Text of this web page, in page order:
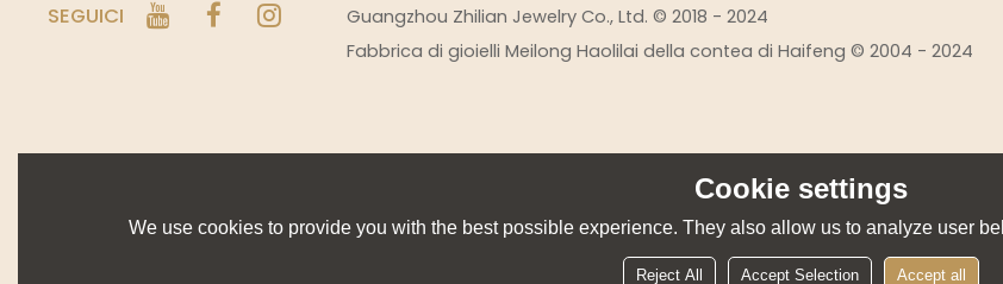
SEGUICI
Guangzhou Zhilian Jewelry Co., Ltd. © 2018 - 2024
Fabbrica di gioielli Meilong Haolilai della contea di Haifeng © 2004 - 2024
Cookie settings
We use cookies to provide you with the best possible experience. They also allow us to analyze user
Reject All Accept Selection Accept all